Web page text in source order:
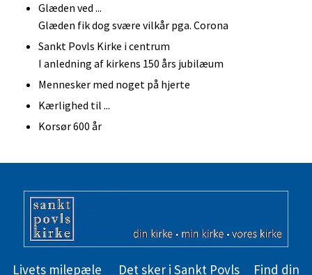
Glæden ved ...
Glæden fik dog svære vilkår pga. Corona
Sankt Povls Kirke i centrum
I anledning af kirkens 150 års jubilæum
Mennesker med noget på hjerte
Kærlighed til ...
Korsør 600 år
Livets milepæle Det sker i Sankt Povls Find din